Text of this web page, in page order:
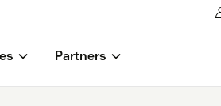
Partners